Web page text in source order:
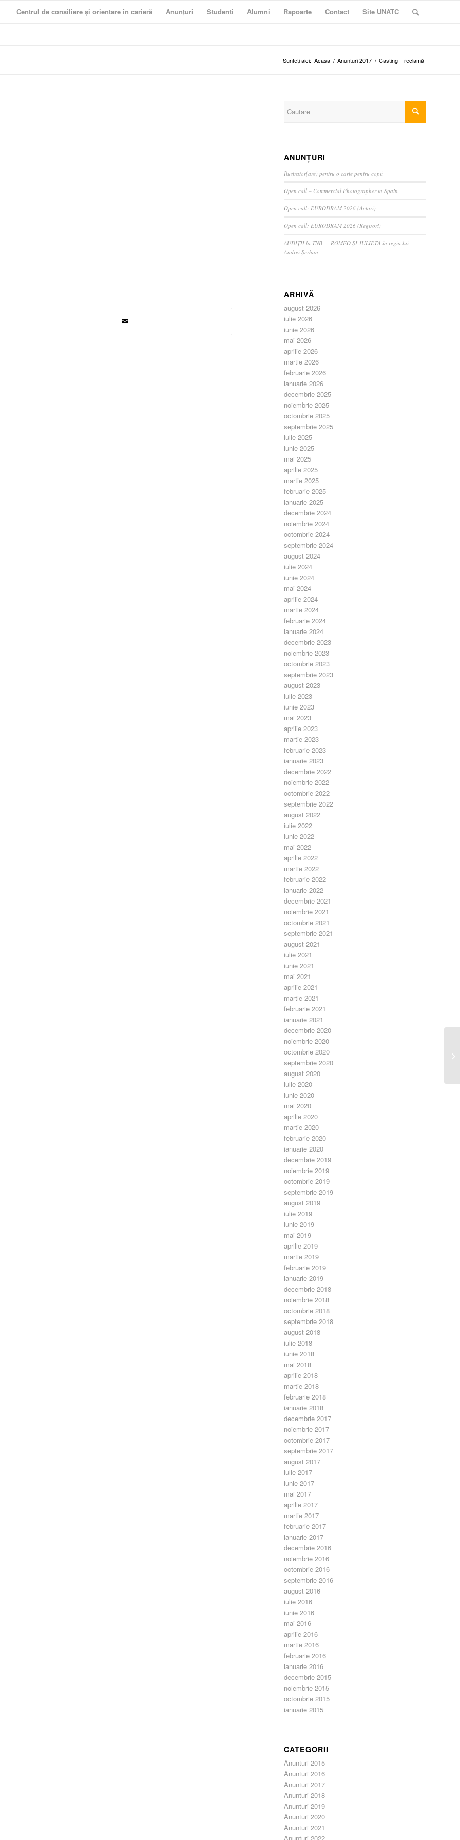
Centrul de consiliere și orientare în carieră Anunțuri Studenti Alumni Rapoarte Contact Site UNATC
Sunteți aici: Acasa / Anunturi 2017 / Casting – reclamă
ANUNȚURI
Ilustrator(are) pentru o carte pentru copii
Open call – Commercial Photographer in Spain
Open call: EURODRAM 2026 (Actori)
Open call: EURODRAM 2026 (Regizori)
AUDIȚII la TNB — ROMEO ȘI JULIETA în regia lui
Andrei Șerban
ARHIVĂ
august 2026
iulie 2026
iunie 2026
mai 2026
aprilie 2026
martie 2026
februarie 2026
ianuarie 2026
decembrie 2025
noiembrie 2025
octombrie 2025
septembrie 2025
iulie 2025
iunie 2025
mai 2025
aprilie 2025
martie 2025
februarie 2025
ianuarie 2025
decembrie 2024
noiembrie 2024
octombrie 2024
septembrie 2024
august 2024
iulie 2024
iunie 2024
mai 2024
aprilie 2024
martie 2024
februarie 2024
ianuarie 2024
decembrie 2023
noiembrie 2023
octombrie 2023
septembrie 2023
august 2023
iulie 2023
iunie 2023
mai 2023
aprilie 2023
martie 2023
februarie 2023
ianuarie 2023
decembrie 2022
noiembrie 2022
octombrie 2022
septembrie 2022
august 2022
iulie 2022
iunie 2022
mai 2022
aprilie 2022
martie 2022
februarie 2022
ianuarie 2022
decembrie 2021
noiembrie 2021
octombrie 2021
septembrie 2021
august 2021
iulie 2021
iunie 2021
mai 2021
aprilie 2021
martie 2021
februarie 2021
ianuarie 2021
decembrie 2020
noiembrie 2020
octombrie 2020
septembrie 2020
august 2020
iulie 2020
iunie 2020
mai 2020
aprilie 2020
martie 2020
februarie 2020
ianuarie 2020
decembrie 2019
noiembrie 2019
octombrie 2019
septembrie 2019
august 2019
iulie 2019
iunie 2019
mai 2019
aprilie 2019
martie 2019
februarie 2019
ianuarie 2019
decembrie 2018
noiembrie 2018
octombrie 2018
septembrie 2018
august 2018
iulie 2018
iunie 2018
mai 2018
aprilie 2018
martie 2018
februarie 2018
ianuarie 2018
decembrie 2017
noiembrie 2017
octombrie 2017
septembrie 2017
august 2017
iulie 2017
iunie 2017
mai 2017
aprilie 2017
martie 2017
februarie 2017
ianuarie 2017
decembrie 2016
noiembrie 2016
octombrie 2016
septembrie 2016
august 2016
iulie 2016
iunie 2016
mai 2016
aprilie 2016
martie 2016
februarie 2016
ianuarie 2016
decembrie 2015
noiembrie 2015
octombrie 2015
ianuarie 2015
CATEGORII
Anunturi 2015
Anunturi 2016
Anunturi 2017
Anunturi 2018
Anunturi 2019
Anunturi 2020
Anunturi 2021